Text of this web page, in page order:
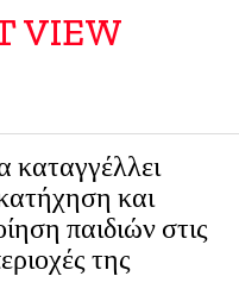
VIEW
και
παιδιών στις
της